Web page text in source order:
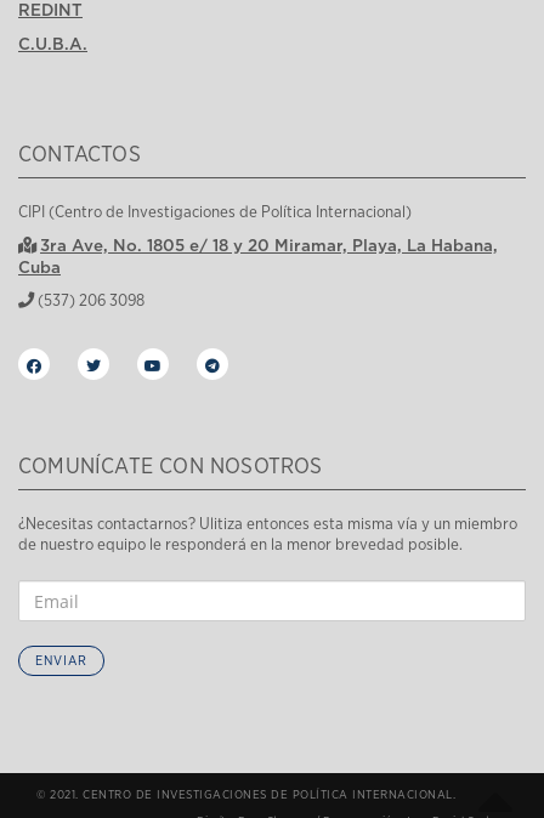
REDINT
C.U.B.A.
CONTACTOS
CIPI (Centro de Investigaciones de Política Internacional)
3ra Ave, No. 1805 e/ 18 y 20 Miramar, Playa, La Habana,
Cuba
(537) 206 3098
COMUNÍCATE CON NOSOTROS
¿Necesitas contactarnos? Ulitiza entonces esta misma vía y un miembro
de nuestro equipo le responderá en la menor brevedad posible.
ENVIAR
© 2021. CENTRO DE INVESTIGACIONES DE POLÍTICA INTERNACIONAL.